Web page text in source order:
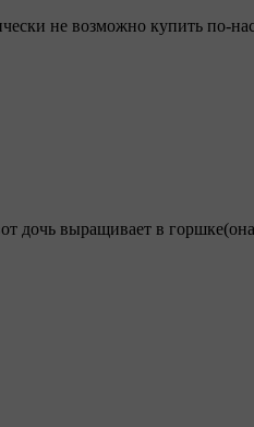
не возможно купить по-
дочь выращивает в